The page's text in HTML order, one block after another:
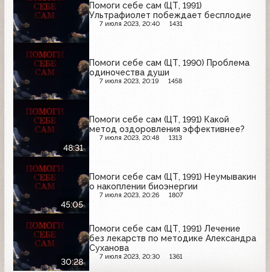
Помоги себе сам (ЦТ, 1991)
Ультрафиолет побеждает бесплодие
7 июля 2023, 20:40 1431
Помоги себе сам (ЦТ, 1990) Проблема
одиночества души
7 июля 2023, 20:19 1458
48:31
Помоги себе сам (ЦТ, 1991) Какой
метод оздоровления эффективнее?
7 июля 2023, 20:48 1313
45:05
Помоги себе сам (ЦТ, 1991) Неумывакин
о накоплении биоэнергии
7 июля 2023, 20:26 1807
30:28
Помоги себе сам (ЦТ, 1991) Лечение
без лекарств по методике Александра
Суханова
7 июля 2023, 20:30 1361